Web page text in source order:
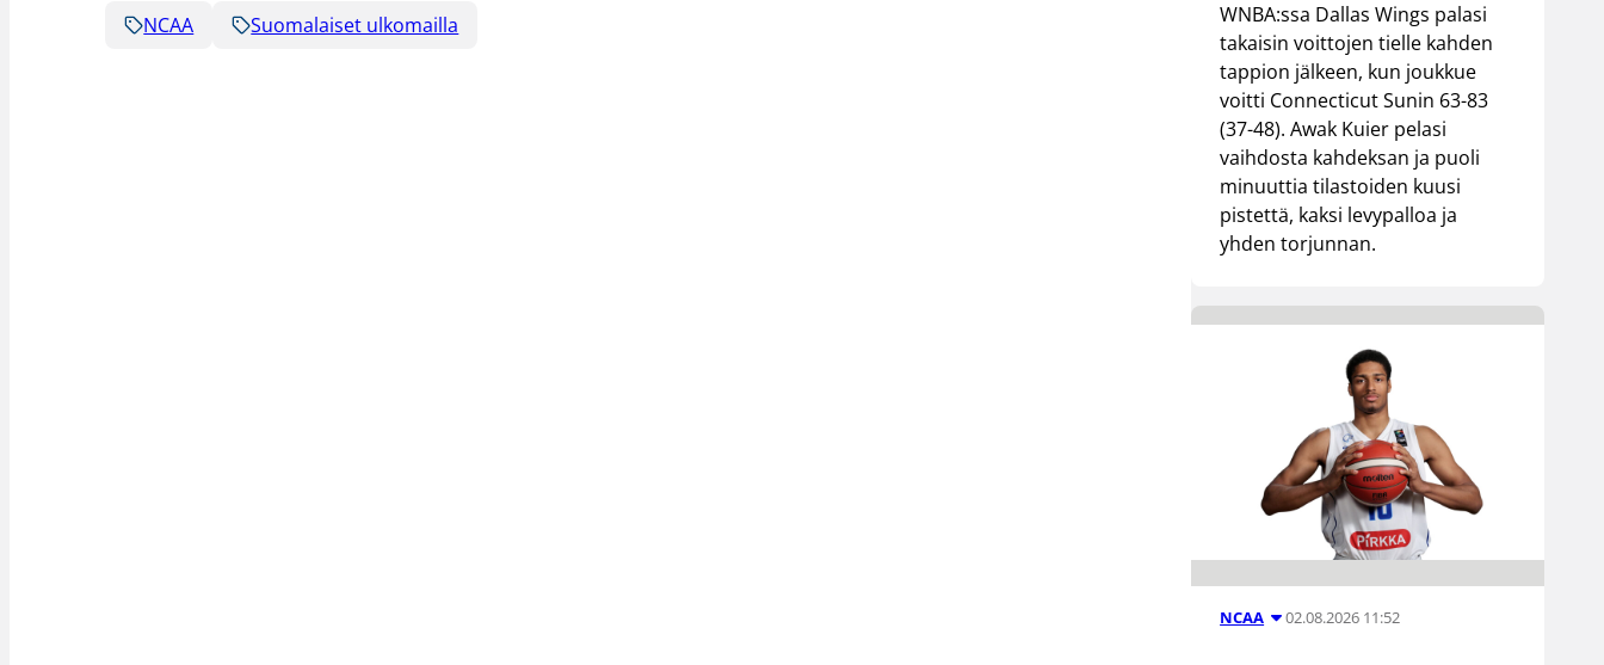
NCAA Suomalaiset ulkomailla
WNBA:ssa Dallas Wings palasi
takaisin voittojen tielle kahden
tappion jälkeen, kun joukkue
voitti Connecticut Sunin 63-83
(37-48). Awak Kuier pelasi
vaihdosta kahdeksan ja puoli
minuuttia tilastoiden kuusi
pistettä, kaksi levypalloa ja
yhden torjunnan.
NCAA 02.08.2026 11:52